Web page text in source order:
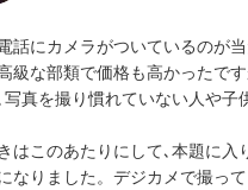
話にカメラがついているのが
級な部類で価格も高かったで
写真を撮り慣れていない人や子
はこのあたりにして､本題に入
なりました。デジカメで撮っ